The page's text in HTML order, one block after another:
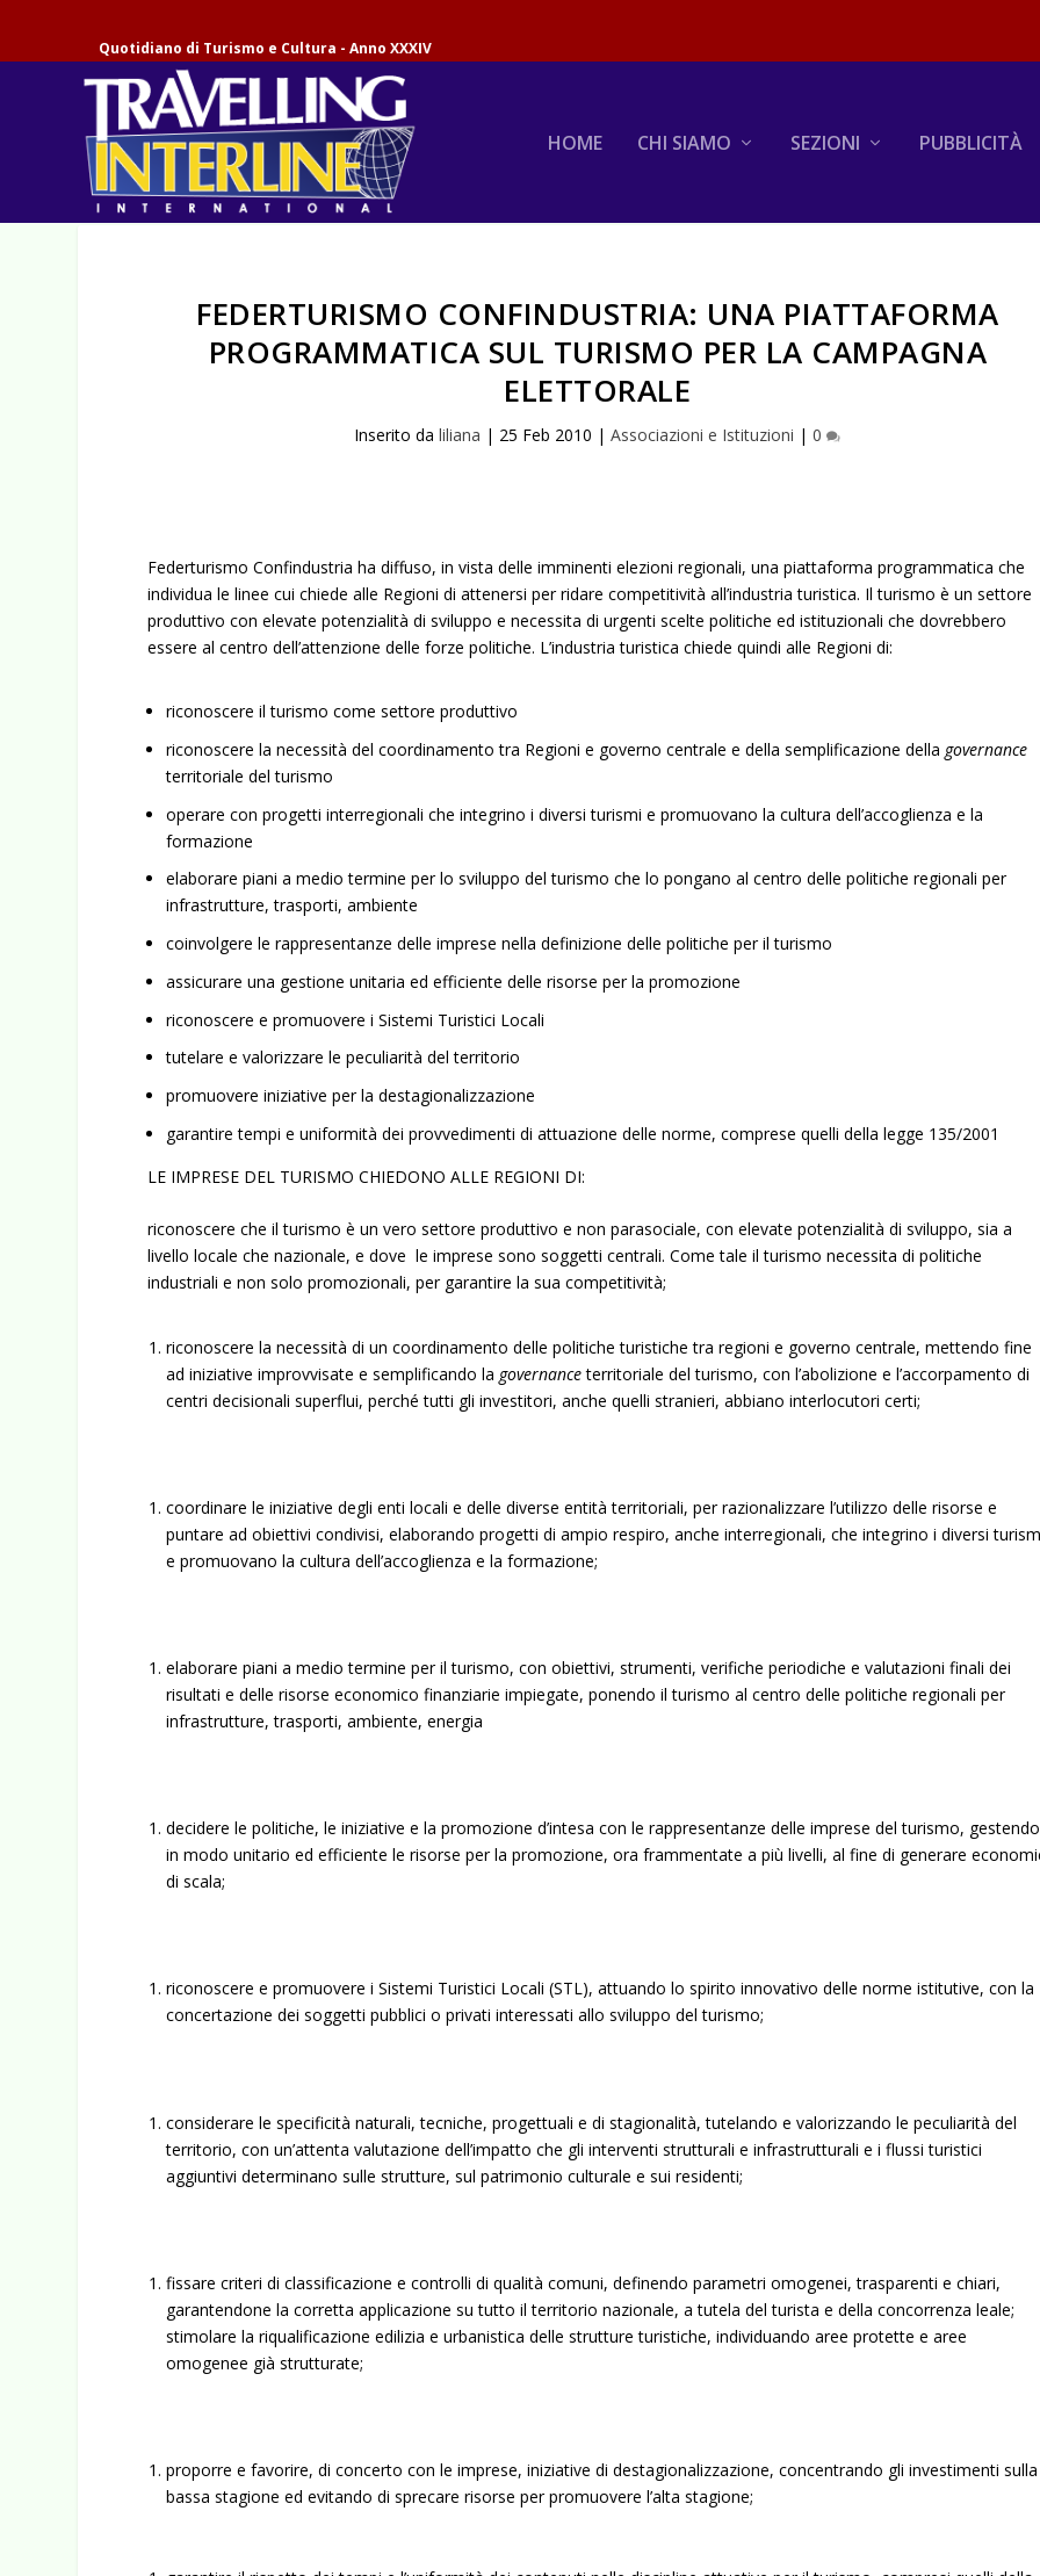
Quotidiano di Turismo e Cultura - Anno XXXIV
HOME CHI SIAMO SEZIONI PUBBLICITÀ
FEDERTURISMO CONFINDUSTRIA: UNA PIATTAFORMA
PROGRAMMATICA SUL TURISMO PER LA CAMPAGNA
ELETTORALE
Inserito daliliana | 25 Feb 2010 |Associazioni e Istituzioni |0
Federturismo Confindustria ha diffuso, in vista delle imminenti elezioni regionali, una piattaforma programmatica che
individua le linee cui chiede alle Regioni di attenersi per ridare competitività all’industria turistica. Il turismo è un settore
produttivo con elevate potenzialità di sviluppo e necessita di urgenti scelte politiche ed istituzionali che dovrebbero
essere al centro dell’attenzione delle forze politiche. L’industria turistica chiede quindi alle Regioni di:
riconoscere il turismo come settore produttivo
riconoscere la necessità del coordinamento tra Regioni e governo centrale e della semplificazione della governance
territoriale del turismo
operare con progetti interregionali che integrino i diversi turismi e promuovano la cultura dell’accoglienza e la
formazione
elaborare piani a medio termine per lo sviluppo del turismo che lo pongano al centro delle politiche regionali per
infrastrutture, trasporti, ambiente
coinvolgere le rappresentanze delle imprese nella definizione delle politiche per il turismo
assicurare una gestione unitaria ed efficiente delle risorse per la promozione
riconoscere e promuovere i Sistemi Turistici Locali
tutelare e valorizzare le peculiarità del territorio
promuovere iniziative per la destagionalizzazione
garantire tempi e uniformità dei provvedimenti di attuazione delle norme, comprese quelli della legge 135/2001
LE IMPRESE DEL TURISMO CHIEDONO ALLE REGIONI DI:
riconoscere che il turismo è un vero settore produttivo e non parasociale, con elevate potenzialità di sviluppo, sia a
livello locale che nazionale, e dove le imprese sono soggetti centrali. Come tale il turismo necessita di politiche
industriali e non solo promozionali, per garantire la sua competitività;
riconoscere la necessità di un coordinamento delle politiche turistiche tra regioni e governo centrale, mettendo fine
ad iniziative improvvisate e semplificando la governanceterritoriale del turismo, con l’abolizione e l’accorpamento di
centri decisionali superflui, perché tutti gli investitori, anche quelli stranieri, abbiano interlocutori certi;
coordinare le iniziative degli enti locali e delle diverse entità territoriali, per razionalizzare l’utilizzo delle risorse e
puntare ad obiettivi condivisi, elaborando progetti di ampio respiro, anche interregionali, che integrino i diversi
e promuovano la cultura dell’accoglienza e la formazione;
elaborare piani a medio termine per il turismo, con obiettivi, strumenti, verifiche periodiche e valutazioni finali dei
risultati e delle risorse economico finanziarie impiegate, ponendo il turismo al centro delle politiche regionali per
infrastrutture, trasporti, ambiente, energia
decidere le politiche, le iniziative e la promozione d’intesa con le rappresentanze delle imprese del turismo, gestendo
in modo unitario ed efficiente le risorse per la promozione, ora frammentate a più livelli, al fine di generare
di scala;
riconoscere e promuovere i Sistemi Turistici Locali (STL), attuando lo spirito innovativo delle norme istitutive, con la
concertazione dei soggetti pubblici o privati interessati allo sviluppo del turismo;
considerare le specificità naturali, tecniche, progettuali e di stagionalità, tutelando e valorizzando le peculiarità del
territorio, con un’attenta valutazione dell’impatto che gli interventi strutturali e infrastrutturali e i flussi turistici
aggiuntivi determinano sulle strutture, sul patrimonio culturale e sui residenti;
fissare criteri di classificazione e controlli di qualità comuni, definendo parametri omogenei, trasparenti e chiari,
garantendone la corretta applicazione su tutto il territorio nazionale, a tutela del turista e della concorrenza leale;
stimolare la riqualificazione edilizia e urbanistica delle strutture turistiche, individuando aree protette e aree
omogenee già strutturate;
proporre e favorire, di concerto con le imprese, iniziative di destagionalizzazione, concentrando gli investimenti sulla
bassa stagione ed evitando di sprecare risorse per promuovere l’alta stagione;